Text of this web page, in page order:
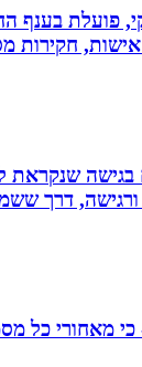
פועלת בענף
חקירות
בגישה
דרך
כי מאחורי